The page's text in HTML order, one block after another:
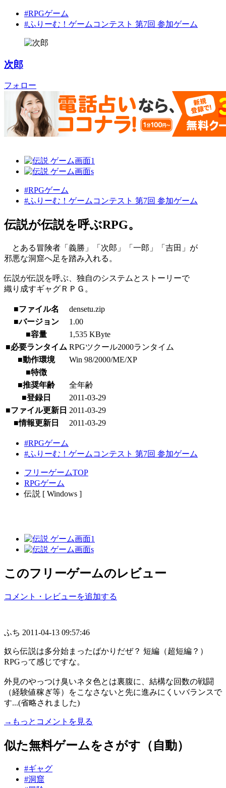
#RPGゲーム
#ふりーむ！ゲームコンテスト 第7回 参加ゲーム
次郎
フォロー
#RPGゲーム
#ふりーむ！ゲームコンテスト 第7回 参加ゲーム
伝説が伝説を呼ぶRPG。
とある冒険者「義勝」「次郎」「一郎」「吉田」が
邪悪な洞窟へ足を踏み入れる。
伝説が伝説を呼ぶ、独自のシステムとストーリーで
織り成すギャグＲＰＧ。
■ファイル名
densetu.zip
■バージョン
1.00
■容量
1,535 KByte
■必要ランタイム RPGツクール2000ランタイム
■動作環境
Win 98/2000/ME/XP
■特徴
■推奨年齢
全年齢
■登録日
2011-03-29
■ファイル更新日 2011-03-29
■情報更新日
2011-03-29
#RPGゲーム
#ふりーむ！ゲームコンテスト 第7回 参加ゲーム
フリーゲームTOP
RPGゲーム
伝説 [ Windows ]
このフリーゲームのレビュー
コメント・レビューを追加する
ふち 2011-04-13 09:57:46
奴ら伝説は多分始まったばかりだぜ？ 短編（超短編？）
RPGって感じですな。
外見のやっつけ臭いネタ色とは裏腹に、結構な回数の戦闘
（経験値稼ぎ等）をこなさないと先に進みにくいバランスで
す...(省略されました)
→もっとコメントを見る
似た無料ゲームをさがす（自動）
#ギャグ
#洞窟